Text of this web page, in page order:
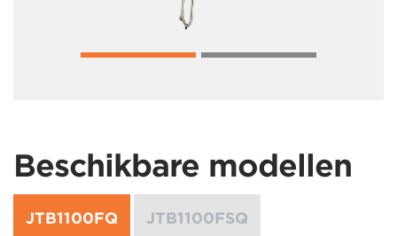
Beschikbare modellen
JTB1100FQ JTB1100FSQ